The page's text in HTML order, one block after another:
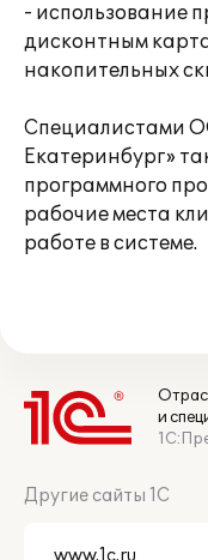
- использование
дисконтным
накопительных
Специалистами
Екатеринбург»
программного
рабочие места
работе в системе.
и
Другие сайты 1С